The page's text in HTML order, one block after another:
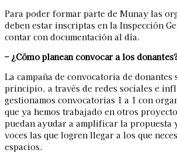
Para poder formar parte de Munay las
deben estar inscriptas en la Inspección
contar con documentación al día.
– ¿Cómo planean convocar a los
La campaña de convocatoria de donantes
principio, a través de redes sociales e
gestionamos convocatorias 1 a 1 con
que ya hemos trabajado en otros
puedan ayudar a amplificar la propuesta
voces las que logren llegar a los que
espacios.